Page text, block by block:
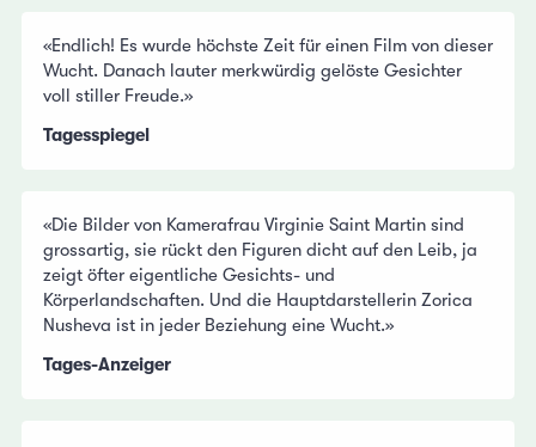
«Endlich! Es wurde höchste Zeit für einen Film von dieser
Wucht. Danach lauter merkwürdig gelöste Gesichter
voll stiller Freude.»
Tagesspiegel
«Die Bilder von Kamerafrau Virginie Saint Martin sind
grossartig, sie rückt den Figuren dicht auf den Leib, ja
zeigt öfter eigentliche Gesichts- und
Körperlandschaften. Und die Hauptdarstellerin Zorica
Nusheva ist in jeder Beziehung eine Wucht.»
Tages-Anzeiger